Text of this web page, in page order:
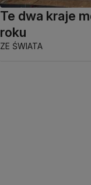
Te dwa kraje
roku
ZE ŚWIATA